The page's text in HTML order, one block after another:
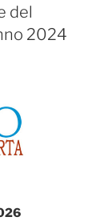
del
2024